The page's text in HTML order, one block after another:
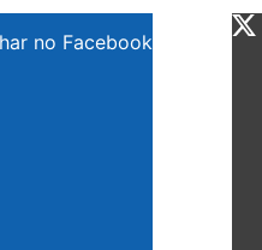
no Facebook